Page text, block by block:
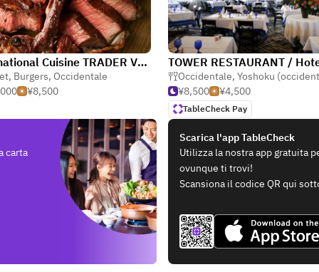
International Cuisine TRADER VIC'S TOKYO / Hotel New Otani（Tokyo）
, Burgers, Occidentale
¥8,500
Occidentale, Yoshoku (occidentale
¥8,500
¥4,500
TableCheck Pay
carta
Scarica l'app TableCheck
Utilizza la nostra app gratuita
ovunque ti trovi!
Scansiona il codice QR qui